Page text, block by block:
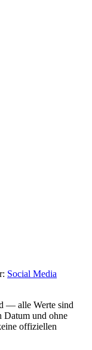
Social Media
— alle Werte sind
Datum und ohne
offiziellen